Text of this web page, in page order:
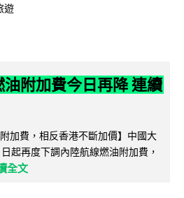
遊
附加費今日再降 連續
加費，相反香港不斷加價】中國大
起再度下調內陸航線燃油附加費，
全文